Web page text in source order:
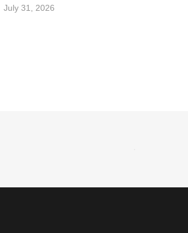
July 31, 2026